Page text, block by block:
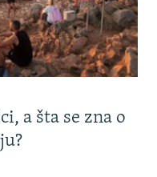
a šta se zna o